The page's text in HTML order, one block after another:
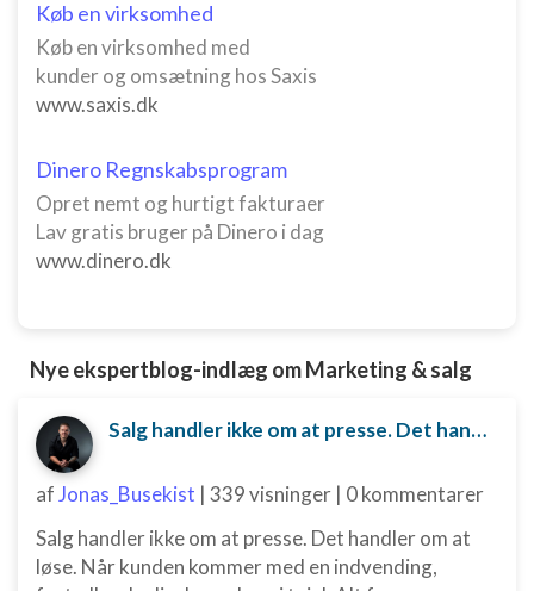
Køb en virksomhed
Køb en virksomhed med
kunder og omsætning hos Saxis
www.saxis.dk
Dinero Regnskabsprogram
Opret nemt og hurtigt fakturaer
Lav gratis bruger på Dinero i dag
www.dinero.dk
Nye ekspertblog-indlæg om Marketing & salg
Salg handler ikke om at presse. Det handler om at løse.
afJonas_Busekist | 339 visninger | 0 kommentarer
Salg handler ikke om at presse. Det handler om at
løse. Når kunden kommer med en indvending,